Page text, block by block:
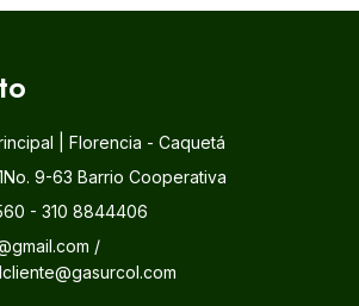
| Florencia - Caquetá
9-63 Barrio Cooperativa
- 310 8844406
/